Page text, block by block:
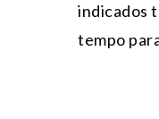
indicados
tempo